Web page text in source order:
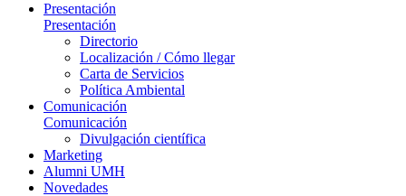
Presentación
Presentación
Directorio
Localización / Cómo llegar
Carta de Servicios
Política Ambiental
Comunicación
Comunicación
Divulgación científica
Marketing
Alumni UMH
Novedades